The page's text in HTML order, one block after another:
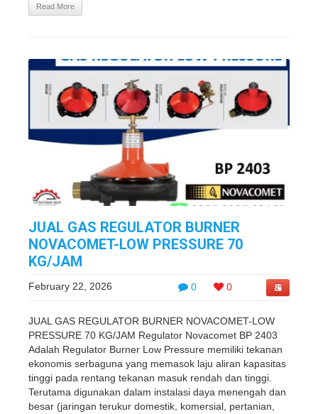
Read More
JUAL GAS REGULATOR BURNER
NOVACOMET-LOW PRESSURE 70
KG/JAM
0 0
February 22, 2026
JUAL GAS REGULATOR BURNER NOVACOMET-LOW
PRESSURE 70 KG/JAM Regulator Novacomet BP 2403
Adalah Regulator Burner Low Pressure memiliki tekanan
ekonomis serbaguna yang memasok laju aliran kapasitas
tinggi pada rentang tekanan masuk rendah dan tinggi.
Terutama digunakan dalam instalasi daya menengah dan
besar (jaringan terukur domestik, komersial, pertanian,